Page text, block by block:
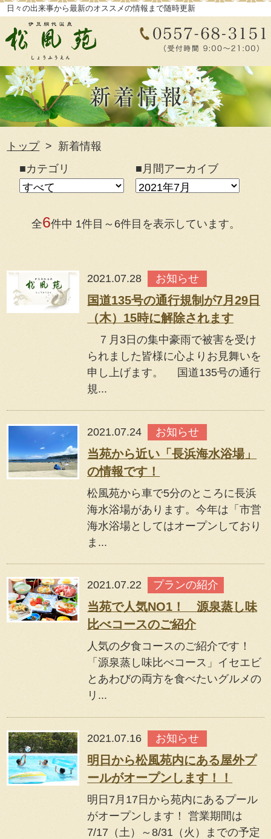
日々の出来事から最新のオススメの情報まで随時更新
トップ
新着情報
■カテゴリ
■月間アーカイブ
全6件中 1件目～6件目を表示しています。
2021.07.28 お知らせ
国道135号の通行規制が7月29日
（木）15時に解除されます
７月3日の集中豪雨で被害を受け
られました皆様に心よりお見舞いを
申し上げます。 国道135号の通行
規...
2021.07.24 お知らせ
当苑から近い「長浜海水浴場」
の情報です！
松風苑から車で5分のところに長浜
海水浴場があります。今年は「市営
海水浴場としてはオープンしており
ま...
2021.07.22 プランの紹介
当苑で人気NO1！ 源泉蒸し味
比べコースのご紹介
人気の夕食コースのご紹介です！
「源泉蒸し味比べコース」イセエビ
とあわびの両方を食べたいグルメの
リ...
2021.07.16 お知らせ
明日から松風苑内にある屋外プ
ールがオープンします！！
明日7月17日から苑内にあるプール
がオープンします！ 営業期間は
7/17（土）～8/31（火）までの予定